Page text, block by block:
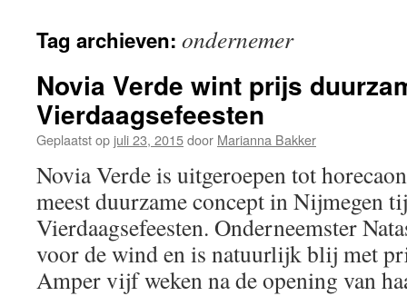
de
inhoud
Tag archieven: ondernemer
Novia Verde wint prijs
Vierdaagsefeesten
Geplaatst op juli 23, 2015door Marianna Bakker
Novia Verde is uitgeroepen tot
meest duurzame concept in Nijmegen
Vierdaagsefeesten. Onderneemster
voor de wind en is natuurlijk blij met
Amper vijf weken na de opening van